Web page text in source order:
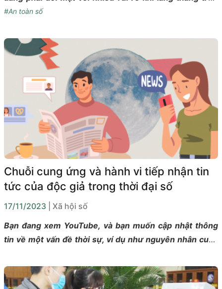
mạng quá nhiều.
#An toàn số
Chuỗi cung ứng và hành vi tiếp nhận tin
tức của độc giả trong thời đại số
17/11/2023
| Xã hội số
Bạn đang xem YouTube, và bạn muốn cập nhật thông
tin về một vấn đề thời sự, ví dụ như nguyên nhân cuộc
video nào dưới đây?